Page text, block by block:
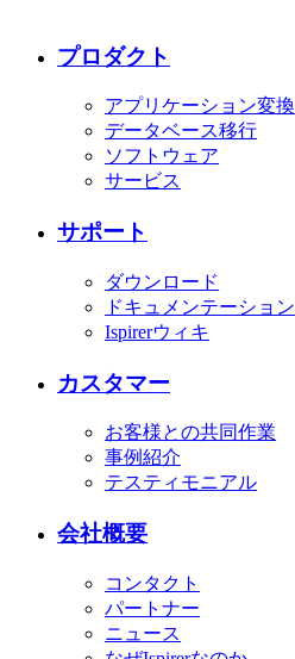
プロダクト
アプリケーション変換
データベース移行
ソフトウェア
サービス
サポート
ダウンロード
ドキュメンテーション
Ispirerウィキ
カスタマー
お客様との共同作業
事例紹介
テスティモニアル
会社概要
コンタクト
パートナー
ニュース